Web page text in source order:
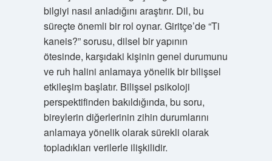
bilgiyi nasıl anladığını araştırır. Dil, bu
süreçte önemli bir rol oynar. Giritçe’de “Ti
kaneis?” sorusu, dilsel bir yapının
ötesinde, karşıdaki kişinin genel durumunu
ve ruh halini anlamaya yönelik bir bilişsel
etkileşim başlatır. Bilişsel psikoloji
perspektifinden bakıldığında, bu soru,
bireylerin diğerlerinin zihin durumlarını
anlamaya yönelik olarak sürekli olarak
topladıkları verilerle ilişkilidir.